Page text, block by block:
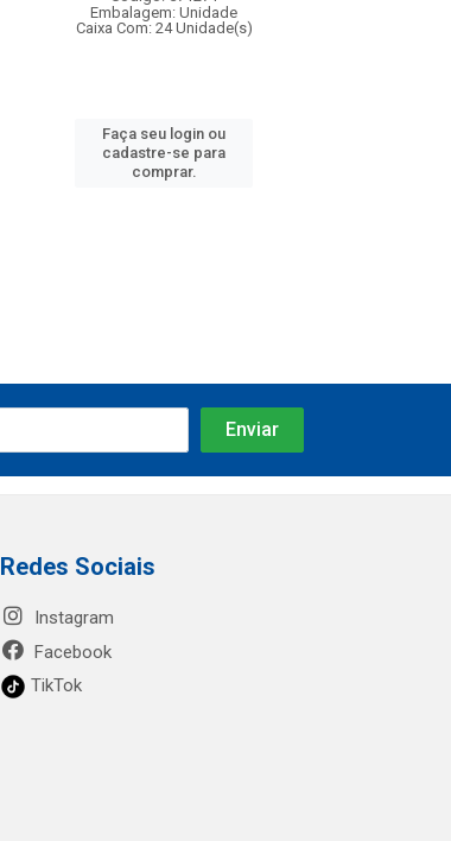
Embalagem: Unidade
Caixa Com: 24 Unidade(s)
Faça seu login ou
cadastre-se para
comprar.
Redes Sociais
Instagram
Facebook
TikTok